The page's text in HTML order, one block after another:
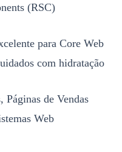
(RSC)
para Core Web
com hidratação
de Vendas
Web